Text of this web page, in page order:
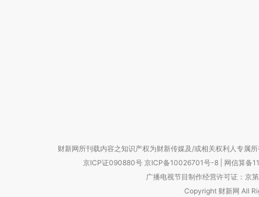
财新网所刊载内容之知识产权为财新传媒及/或相关权利人专属
京ICP证090880号 京ICP备10026701号-8 网信算备
广播电视节目制作经营许可证：京
Copyright 财新网 All